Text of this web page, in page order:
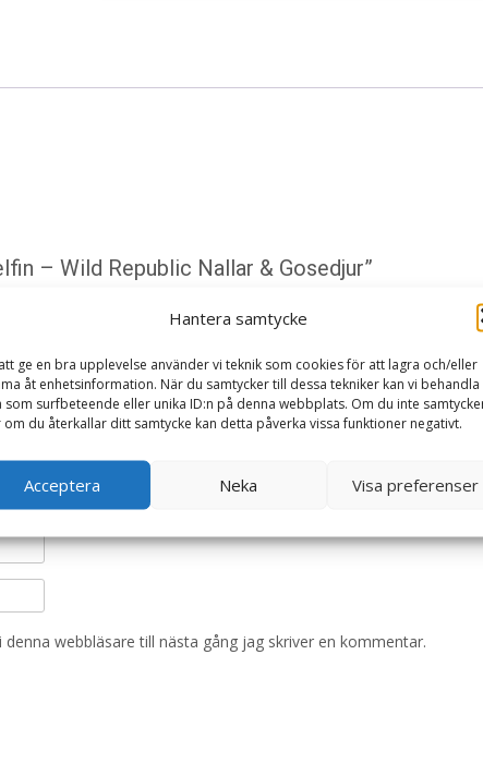
Hantera samtycke
ge en bra upplevelse använder vi teknik som cookies för att lagra och/eller
åt enhetsinformation. När du samtycker till dessa tekniker kan vi behandla
som surfbeteende eller unika ID:n på denna webbplats. Om du inte
om du återkallar ditt samtycke kan detta påverka vissa funktioner negativt.
Acceptera Neka Visa preferenser
– Wild Republic Nallar & Gosedjur”
fält är märkta
webbläsare till nästa gång jag skriver en kommentar.